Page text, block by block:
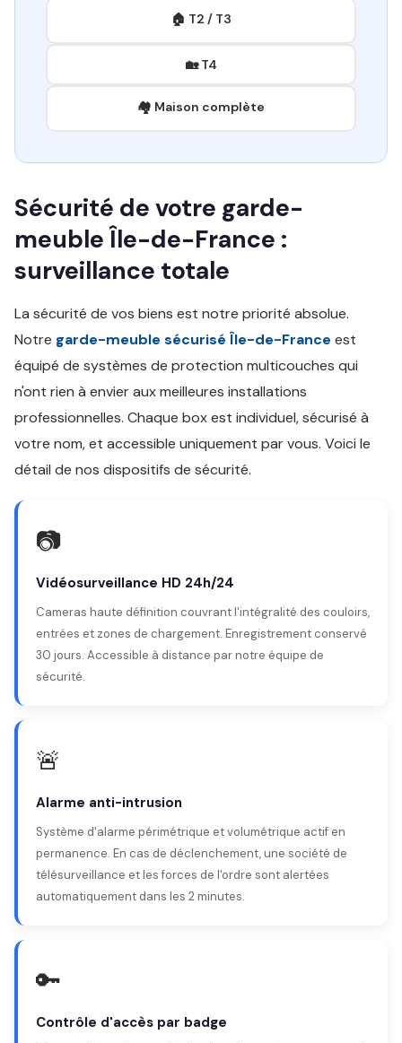
🏠 T2 / T3
🏡 T4
🏘️ Maison complète
Sécurité de votre garde-
meuble Île-de-France :
surveillance totale
La sécurité de vos biens est notre priorité absolue.
Notre garde-meuble sécurisé Île-de-France est
équipé de systèmes de protection multicouches qui
n'ont rien à envier aux meilleures installations
professionnelles. Chaque box est individuel, sécurisé à
votre nom, et accessible uniquement par vous. Voici le
détail de nos dispositifs de sécurité.
📷
Vidéosurveillance HD 24h/24
Cameras haute définition couvrant l'intégralité des couloirs,
entrées et zones de chargement. Enregistrement conservé
30 jours. Accessible à distance par notre équipe de
sécurité.
🚨
Alarme anti-intrusion
Système d'alarme périmétrique et volumétrique actif en
permanence. En cas de déclenchement, une société de
télésurveillance et les forces de l'ordre sont alertées
automatiquement dans les 2 minutes.
🔑
Contrôle d'accès par badge